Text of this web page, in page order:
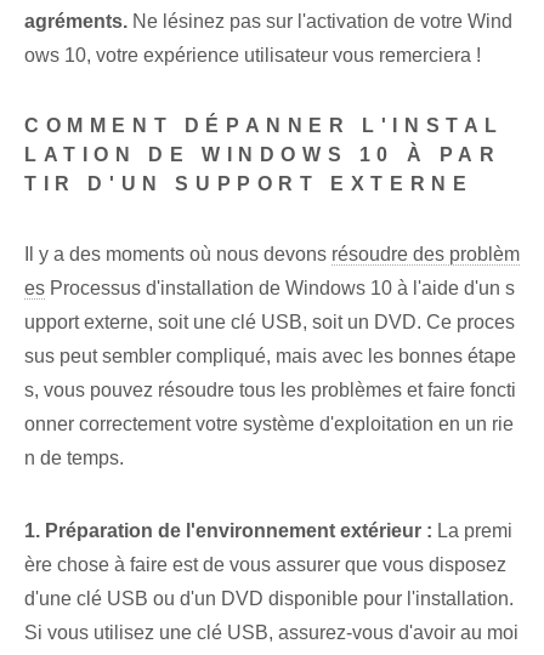
agréments. Ne lésinez pas sur l'activation de votre Wind
ows 10, votre expérience utilisateur vous remerciera !
COMMENT DÉPANNER L'INSTAL
LATION DE WINDOWS 10 À PAR
TIR D'UN SUPPORT EXTERNE
Il y a des moments où nous devons résoudre des problèm
es ⁤Processus d'installation de Windows 10 à l'aide d'un s
upport externe, soit une clé USB, soit un DVD. Ce proces
sus peut sembler compliqué, mais avec les bonnes étape
s, vous pouvez résoudre tous les problèmes et faire foncti
onner correctement votre système d'exploitation en un rie
n de temps.
1.​ Préparation de l'environnement extérieur : La premi
ère chose à faire est de vous assurer que vous disposez
d'une clé USB ou d'un DVD disponible pour l'installation.
Si vous utilisez une clé USB, assurez-vous d'avoir au moi